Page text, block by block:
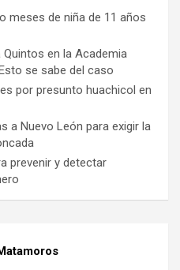
meses de niña de 11 años
en la Academia
se sabe del caso
por presunto huachicol en
a Nuevo León para exigir la
prevenir y detectar